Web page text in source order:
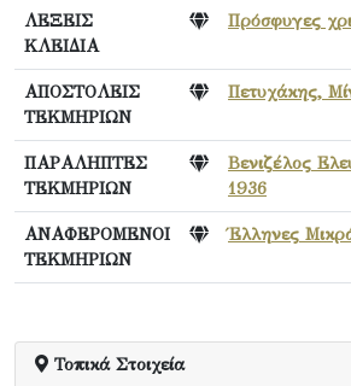
ΛΕΞΕΙΣ
ΚΛΕΙΔΙΑ
Πρόσφυγες
ΑΠΟΣΤΟΛΕΙΣ
ΤΕΚΜΗΡΙΩΝ
Πετυχάκης,
ΠΑΡΑΛΗΠΤΕΣ
ΤΕΚΜΗΡΙΩΝ
Βενιζέλος
1936
ΑΝΑΦΕΡΟΜΕΝΟΙ
ΤΕΚΜΗΡΙΩΝ
Έλληνες
Τοπικά Στοιχεία